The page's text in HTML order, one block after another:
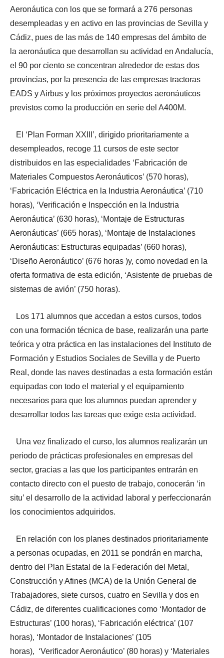
Aeronáutica con los que se formará a 276 personas
desempleadas y en activo en las provincias de Sevilla y
Cádiz, pues de las más de 140 empresas del ámbito de
la aeronáutica que desarrollan su actividad en Andalucía,
el 90 por ciento se concentran alrededor de estas dos
provincias, por la presencia de las empresas tractoras
EADS y Airbus y los próximos proyectos aeronáuticos
previstos como la producción en serie del A400M.
El ‘Plan Forman XXIII’, dirigido prioritariamente a
desempleados, recoge 11 cursos de este sector
distribuidos en las especialidades ‘Fabricación de
Materiales Compuestos Aeronáuticos’ (570 horas),
‘Fabricación Eléctrica en la Industria Aeronáutica’ (710
horas), ‘Verificación e Inspección en la Industria
Aeronáutica’ (630 horas), ‘Montaje de Estructuras
Aeronáuticas’ (665 horas), ‘Montaje de Instalaciones
Aeronáuticas: Estructuras equipadas’ (660 horas),
‘Diseño Aeronáutico’ (676 horas )y, como novedad en la
oferta formativa de esta edición, ‘Asistente de pruebas de
sistemas de avión’ (750 horas).
Los 171 alumnos que accedan a estos cursos, todos
con una formación técnica de base, realizarán una parte
teórica y otra práctica en las instalaciones del Instituto de
Formación y Estudios Sociales de Sevilla y de Puerto
Real, donde las naves destinadas a esta formación están
equipadas con todo el material y el equipamiento
necesarios para que los alumnos puedan aprender y
desarrollar todos las tareas que exige esta actividad.
Una vez finalizado el curso, los alumnos realizarán un
periodo de prácticas profesionales en empresas del
sector, gracias a las que los participantes entrarán en
contacto directo con el puesto de trabajo, conocerán ‘in
situ’ el desarrollo de la actividad laboral y perfeccionarán
los conocimientos adquiridos.
En relación con los planes destinados prioritariamente
a personas ocupadas, en 2011 se pondrán en marcha,
dentro del Plan Estatal de la Federación del Metal,
Construcción y Afines (MCA) de la Unión General de
Trabajadores, siete cursos, cuatro en Sevilla y dos en
Cádiz, de diferentes cualificaciones como ‘Montador de
Estructuras’ (100 horas), ‘Fabricación eléctrica’ (107
horas), ‘Montador de Instalaciones’ (105
horas), ‘Verificador Aeronáutico’ (80 horas) y ‘Materiales